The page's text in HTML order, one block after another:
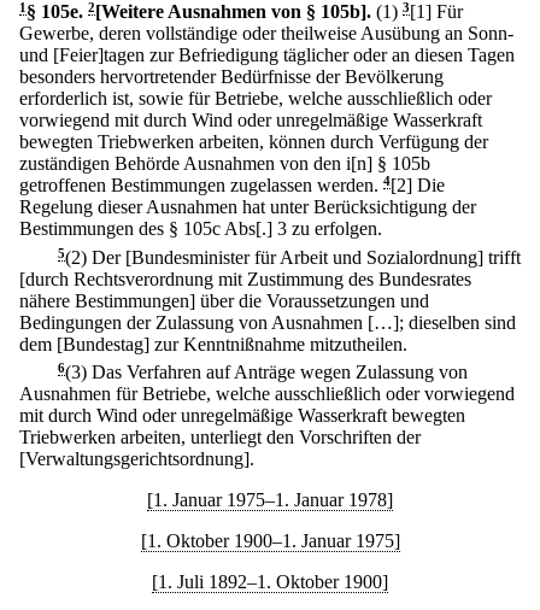
1§ 105e. 2[Weitere Ausnahmen von § 105b]. (1) 3[1] Für
Gewerbe, deren vollständige oder theilweise Ausübung an Sonn-
und [Feier]tagen zur Befriedigung täglicher oder an diesen Tagen
besonders hervortretender Bedürfnisse der Bevölkerung
erforderlich ist, sowie für Betriebe, welche ausschließlich oder
vorwiegend mit durch Wind oder unregelmäßige Wasserkraft
bewegten Triebwerken arbeiten, können durch Verfügung der
zuständigen Behörde Ausnahmen von den i[n] § 105b
getroffenen Bestimmungen zugelassen werden. 4[2] Die
Regelung dieser Ausnahmen hat unter Berücksichtigung der
Bestimmungen des § 105c Abs[.] 3 zu erfolgen.
5(2) Der [Bundesminister für Arbeit und Sozialordnung] trifft
[durch Rechtsverordnung mit Zustimmung des Bundesrates
nähere Bestimmungen] über die Voraussetzungen und
Bedingungen der Zulassung von Ausnahmen […]; dieselben sind
dem [Bundestag] zur Kenntnißnahme mitzutheilen.
6(3) Das Verfahren auf Anträge wegen Zulassung von
Ausnahmen für Betriebe, welche ausschließlich oder vorwiegend
mit durch Wind oder unregelmäßige Wasserkraft bewegten
Triebwerken arbeiten, unterliegt den Vorschriften der
[Verwaltungsgerichtsordnung].
[1. Januar 1975–1. Januar 1978]
[1. Oktober 1900–1. Januar 1975]
[1. Juli 1892–1. Oktober 1900]